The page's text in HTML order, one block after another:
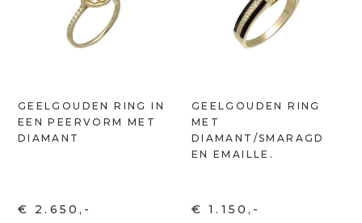
GEELGOUDEN RING IN
EEN PEERVORM MET
DIAMANT
€ 2.650,-
GEELGOUDEN RING
MET
DIAMANT/SMARAGD
EN EMAILLE.
€ 1.150,-